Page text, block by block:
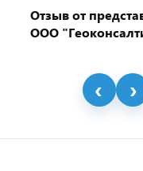
Отзыв от
ООО